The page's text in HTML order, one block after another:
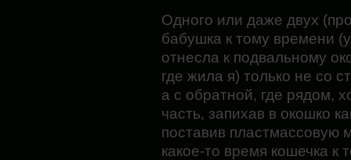
Одного или даже двух
бабушка к тому времени
отнесла к подвальному
где жила я) только не со
а с обратной, где рядом,
часть, запихав в окошко
поставив пластмассовую
какое-то время кошечка к